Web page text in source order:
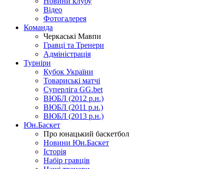
Відео
Фотогалерея
Команда
Черкаські Мавпи
Гравці та Тренери
Адміністрація
Турніри
Кубок України
Товариські матчі
Суперліга GG.bet
ВЮБЛ (2012 р.н.)
ВЮБЛ (2011 р.н.)
ВЮБЛ (2013 р.н.)
Юн.Баскет
Про юнацький баскетбол
Новини Юн.Баскет
Історія
Набір гравців